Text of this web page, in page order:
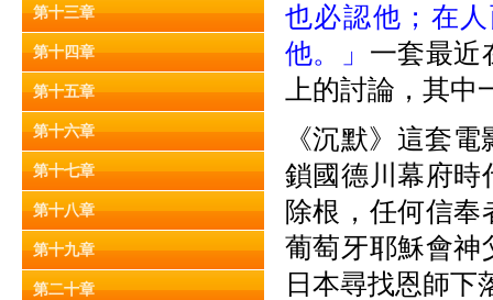
第十三章
第十四章
第十五章
第十六章
第十七章
第十八章
第十九章
第二十章
也必認他；在
他。」 一套最近
上的討論，其
《沉默》這套
鎖國德川幕府時
除根，任何信
葡萄牙耶穌會神
日本尋找恩師下